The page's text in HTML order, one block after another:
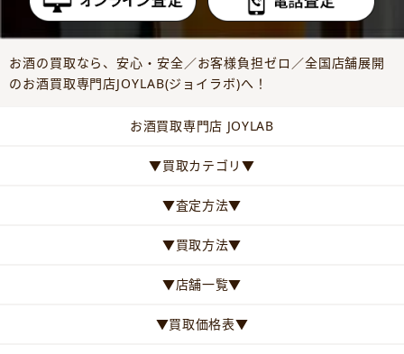
お酒の買取なら、安心・安全／お客様負担ゼロ／全国店舗展開
のお酒買取専門店JOYLAB(ジョイラボ)へ！
お酒買取専門店 JOYLAB
▼買取カテゴリ▼
▼査定方法▼
▼買取方法▼
▼店舗一覧▼
▼買取価格表▼